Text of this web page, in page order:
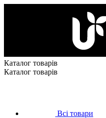
Каталог товарів
Каталог товарів
Всі товари